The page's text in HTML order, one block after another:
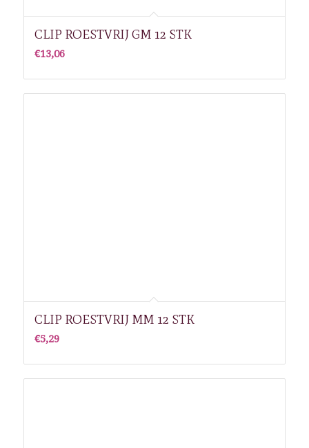
CLIP ROESTVRIJ GM 12 STK
€13,06
CLIP ROESTVRIJ MM 12 STK
€5,29